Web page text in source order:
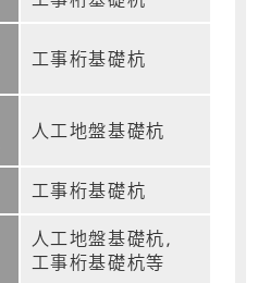
工事桁基礎杭
人工地盤基礎杭
工事桁基礎杭
人工地盤基礎杭，
工事桁基礎杭等